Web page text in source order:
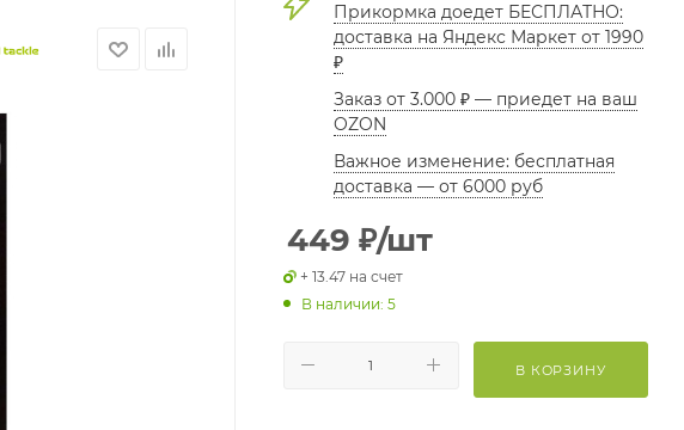
Прикормка доедет БЕСПЛАТНО:
доставка на Яндекс Маркет от 1990
₽
Заказ от 3.000 ₽ — приедет на ваш
OZON
Важное изменение: бесплатная
доставка — от 6000 руб
449 ₽/шт
+ 13.47 на счет
В наличии: 5
В КОРЗИНУ